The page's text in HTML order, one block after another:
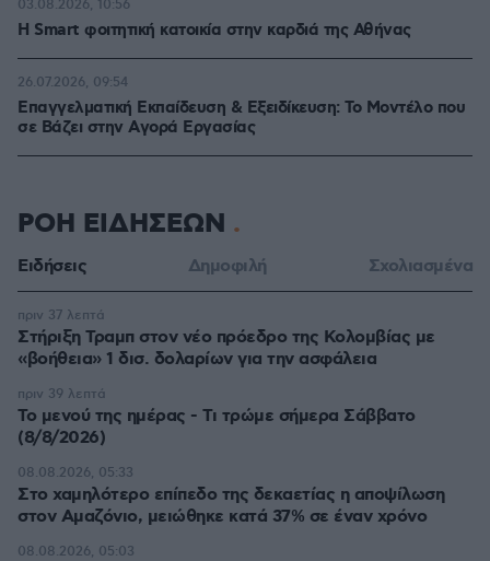
Η Smart φοιτητική κατοικία στην καρδιά της Αθήνας
03.08.2026, 10:56
Επαγγελματική Εκπαίδευση & Εξειδίκευση: Το Mοντέλο που
σε Bάζει στην Aγορά Eργασίας
26.07.2026, 09:54
ΡΟΗ ΕΙΔΗΣΕΩΝ
Ειδήσεις Δημοφιλή Σχολιασμένα
Στήριξη Τραμπ στον νέο πρόεδρο της Κολομβίας με
«βοήθεια» 1 δισ. δολαρίων για την ασφάλεια
πριν 37 λεπτά
Το μενού της ημέρας - Τι τρώμε σήμερα Σάββατο
(8/8/2026)
πριν 39 λεπτά
Στο χαμηλότερο επίπεδο της δεκαετίας η αποψίλωση
στον Αμαζόνιο, μειώθηκε κατά 37% σε έναν χρόνο
08.08.2026, 05:33
08.08.2026, 05:03